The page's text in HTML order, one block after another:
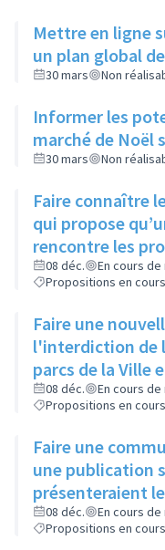
Mettre en ligne
un plan global
30 mars Non
Informer les
marché de Noël
30 mars Non
Faire connaître
qui propose
rencontre les
moins d’un an
principaux
Rilliard et/ou le
08 déc.
En cours
Propositions en
Faire une
l'interdiction de
parcs de la Ville
mentionnant
chaque parc
08 déc.
En cours
Propositions en
Faire une
une publication
présenteraient
des animaux
donneraient le
08 déc.
En cours
Propositions en